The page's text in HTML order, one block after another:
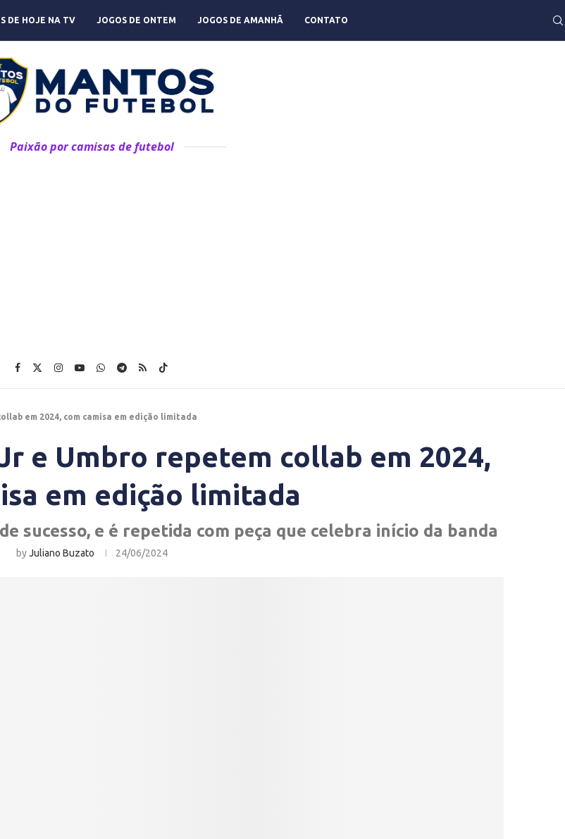
DE HOJE NA TV JOGOS DE ONTEM JOGOS DE AMANHÃ CONTATO
Paixão por camisas de futebol
em 2024, com camisa em edição limitada
e Umbro repetem collab em 2024,
em edição limitada
sucesso, e é repetida com peça que celebra início da banda
byJuliano Buzato 24/06/2024